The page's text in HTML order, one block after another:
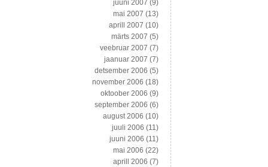
juuni 2007 (9)
mai 2007 (13)
aprill 2007 (10)
märts 2007 (5)
veebruar 2007 (7)
jaanuar 2007 (7)
detsember 2006 (5)
november 2006 (18)
oktoober 2006 (9)
september 2006 (6)
august 2006 (10)
juuli 2006 (11)
juuni 2006 (11)
mai 2006 (22)
aprill 2006 (7)